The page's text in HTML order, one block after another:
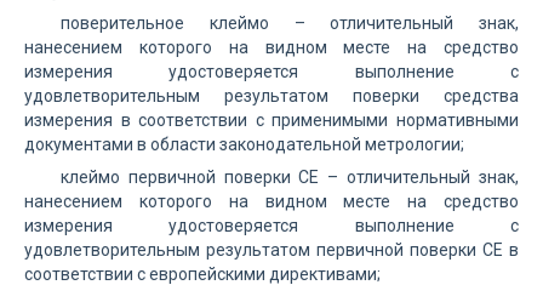
поверительное клеймо – отличительный знак,
нанесением которого на видном месте на средство
измерения удостоверяется выполнение с
удовлетворительным результатом поверки средства
измерения в соответствии с применимыми нормативными
документами в области законодательной метрологии;
клеймо первичной поверки СЕ – отличительный знак,
нанесением которого на видном месте на средство
измерения удостоверяется выполнение с
удовлетворительным результатом первичной поверки СЕ в
соответствии с европейскими директивами;